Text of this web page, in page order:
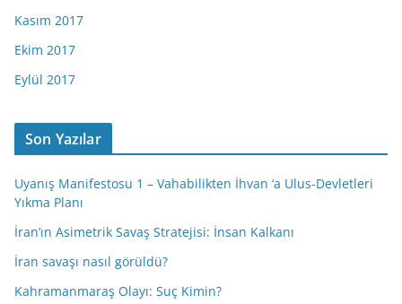
Kasım 2017
Ekim 2017
Eylül 2017
Son Yazılar
Uyanış Manifestosu 1 – Vahabilikten İhvan ‘a Ulus-Devletleri
Yıkma Planı
İran’ın Asimetrik Savaş Stratejisi: İnsan Kalkanı
İran savaşı nasıl görüldü?
Kahramanmaraş Olayı: Suç Kimin?